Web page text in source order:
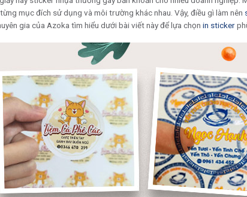
mục đích sử dụng và môi trường khác nhau. Vậy, điều gì làm nên
gia của Azoka tìm hiểu dưới bài viết này để lựa chọn in sticker